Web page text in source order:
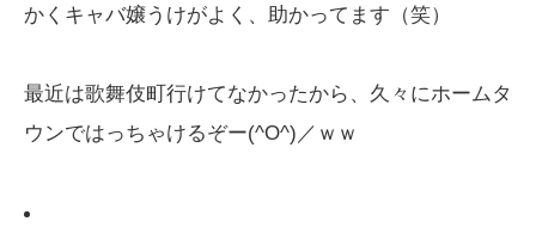
かくキャバ嬢うけがよく、助かってます（笑）
最近は歌舞伎町行けてなかったから、久々にホームタ
ウンではっちゃけるぞー(^O^)／ｗｗ